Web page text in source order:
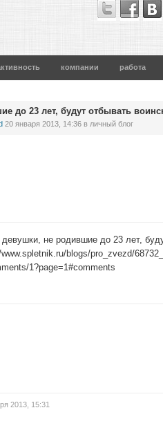
компании работа
до 23 лет, будут отбывать
20 января 2013, 14:36 в личный блог
девушки, не родившие до 23 лет,
blogs/pro_zvezd/
1?page=1#comments
2013, 15:31